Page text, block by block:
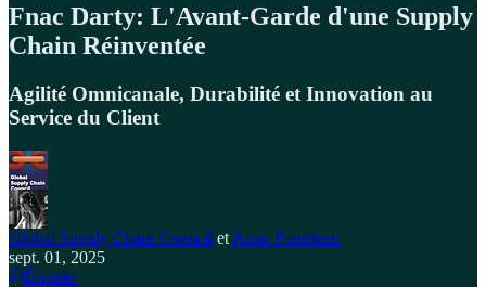
Fnac Darty: L'Avant-Garde d'une Supply
Chain Réinventée
Agilité Omnicanale, Durabilité et Innovation au
Service du Client
Global Supply Chain Council et Anna Pourdeau
sept. 01, 2025
Écouter